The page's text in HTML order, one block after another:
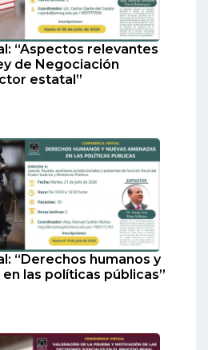
“Aspectos relevantes
de Negociación
estatal”
“Derechos humanos y
las políticas públicas”